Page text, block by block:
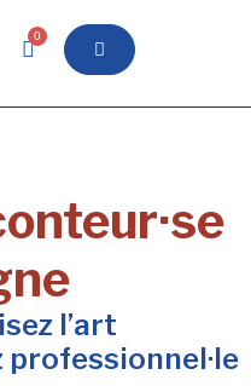
0
l’art
professionnel·le